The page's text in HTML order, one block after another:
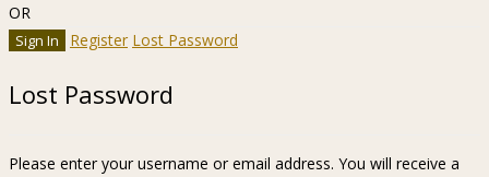
OR
Register Lost Password
Lost Password
Please enter your username or email address. You will receive a